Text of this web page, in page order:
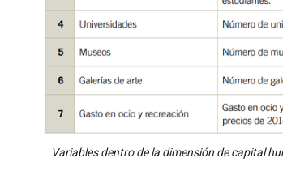
Variables dentro de la dimensión de capital